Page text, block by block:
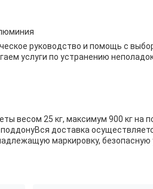
руководство и помощь с
услуги по устранению
весом 25 кг, максимум 900 кг на
доставка
маркировку, безопасную